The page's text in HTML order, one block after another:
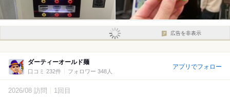
広告を非表示
ダーティーオールド麺
口コミ 232件 フォロワー 348人
アプリでフォロー
2026/08 訪問 1回目